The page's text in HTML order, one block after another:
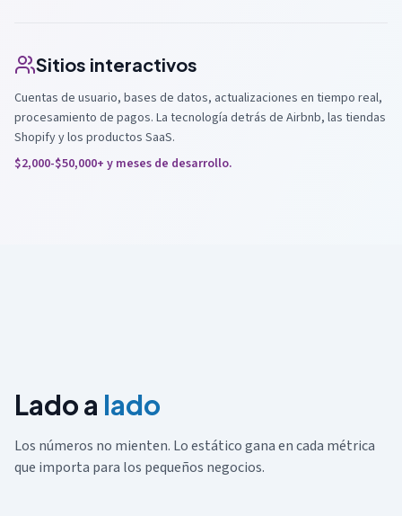
Sitios interactivos
Cuentas de usuario, bases de datos, actualizaciones en tiempo real,
procesamiento de pagos. La tecnología detrás de Airbnb, las tiendas
Shopify y los productos SaaS.
$2,000-$50,000+ y meses de desarrollo.
Lado a lado
Los números no mienten. Lo estático gana en cada métrica
que importa para los pequeños negocios.